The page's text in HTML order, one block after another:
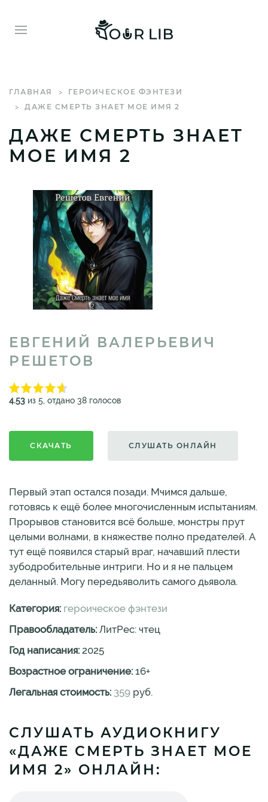
ГЛАВНАЯ
ГЕРОИЧЕСКОЕ ФЭНТЕЗИ
ДАЖЕ СМЕРТЬ ЗНАЕТ МОЕ ИМЯ 2
ДАЖЕ СМЕРТЬ ЗНАЕТ
МОЕ ИМЯ 2
ЕВГЕНИЙ ВАЛЕРЬЕВИЧ
РЕШЕТОВ
4.53 из 5, отдано 38 голосов
СКАЧАТЬ СЛУШАТЬ ОНЛАЙН
Первый этап остался позади. Мчимся дальше,
готовясь к ещё более многочисленным испытаниям.
Прорывов становится всё больше, монстры прут
целыми волнами, в княжестве полно предателей. А
тут ещё появился старый враг, начавший плести
зубодробительные интриги. Но и я не пальцем
деланный. Могу передьяволить самого дьявола.
Категория: героическое фэнтези
Правообладатель: ЛитРес: чтец
Год написания: 2025
Возрастное ограничение: 16+
Легальная стоимость: 359 руб.
СЛУШАТЬ АУДИОКНИГУ
«ДАЖЕ СМЕРТЬ ЗНАЕТ МОЕ
ИМЯ 2» ОНЛАЙН: